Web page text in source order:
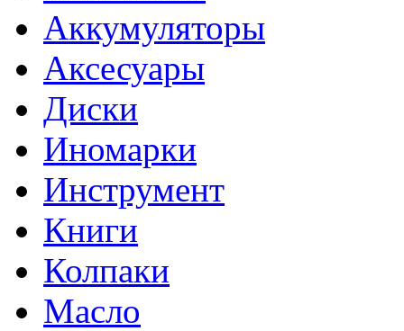
Аккумуляторы
Аксесуары
Диски
Иномарки
Инструмент
Книги
Колпаки
Масло